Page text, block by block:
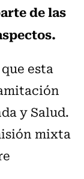
de las
esta
y Salud.
mixta